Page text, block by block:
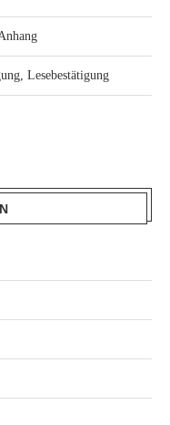
Lesebestätigung